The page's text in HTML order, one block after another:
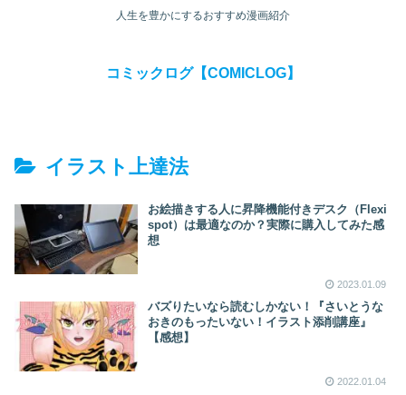
人生を豊かにするおすすめ漫画紹介
コミックログ【COMICLOG】
イラスト上達法
お絵描きする人に昇降機能付きデスク（Flexi
spot）は最適なのか？実際に購入してみた感
想
2023.01.09
バズりたいなら読むしかない！『さいとうな
おきのもったいない！イラスト添削講座』
【感想】
2022.01.04